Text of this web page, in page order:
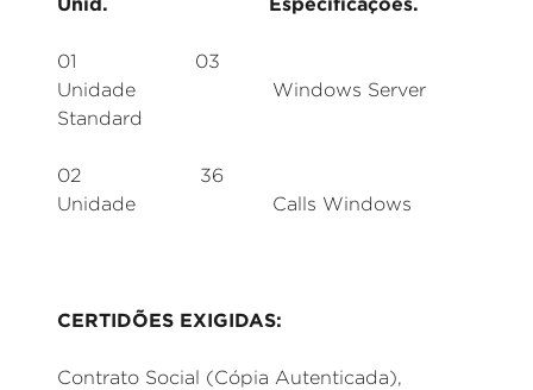
01 03
Unidade Windows Server
Standard
02 36
Unidade Calls Windows
CERTIDÕES EXIGIDAS:
Contrato Social (Cópia Autenticada),